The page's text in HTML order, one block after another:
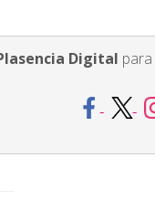
Digital